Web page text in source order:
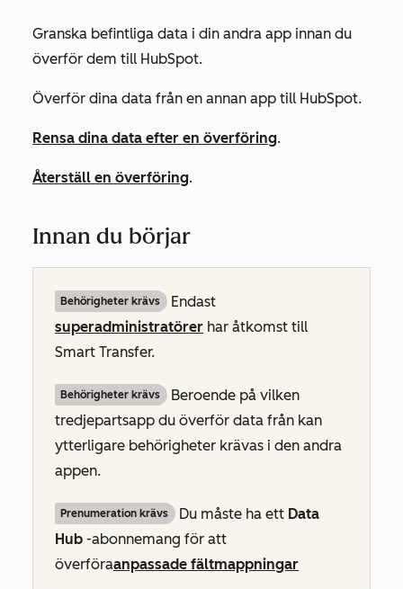
Granska befintliga data i din andra app innan du
överför dem till HubSpot.
Överför dina data från en annan app till HubSpot.
Rensa dina data efter en överföring.
Återställ en överföring.
Innan du börjar
Behörigheter krävs
Endast
superadministratörer har åtkomst till
Smart Transfer.
Behörigheter krävs
Beroende på vilken
tredjepartsapp du överför data från kan
ytterligare behörigheter krävas i den andra
appen.
Prenumeration krävs Du måste ha ett Data
Hub -abonnemang för att
överföraanpassade fältmappningar